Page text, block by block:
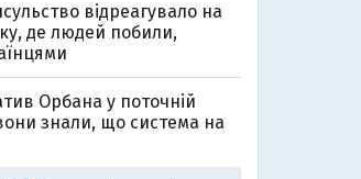
відреагувало на
де людей побили,
Орбана у поточній
знали, що система на